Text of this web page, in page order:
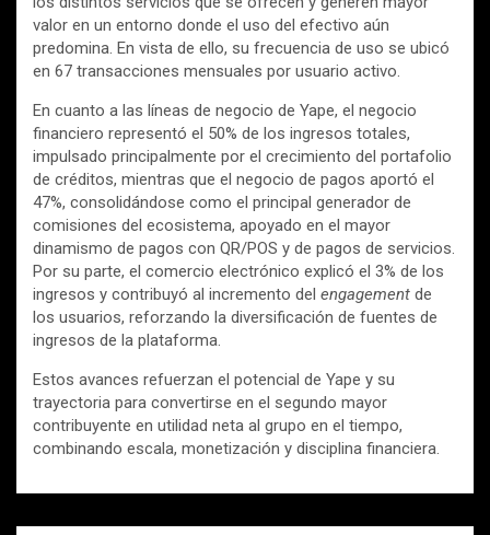
valor en un entorno donde el uso del efectivo aún
predomina. En vista de ello, su frecuencia de uso se ubicó
en 67 transacciones mensuales por usuario activo.
En cuanto a las líneas de negocio de Yape, el negocio
financiero representó el 50% de los ingresos totales,
impulsado principalmente por el crecimiento del portafolio
de créditos, mientras que el negocio de pagos aportó el
47%, consolidándose como el principal generador de
comisiones del ecosistema, apoyado en el mayor
dinamismo de pagos con QR/POS y de pagos de servicios.
Por su parte, el comercio electrónico explicó el 3% de los
ingresos y contribuyó al incremento del engagement de
los usuarios, reforzando la diversificación de fuentes de
ingresos de la plataforma.
Estos avances refuerzan el potencial de Yape y su
trayectoria para convertirse en el segundo mayor
contribuyente en utilidad neta al grupo en el tiempo,
combinando escala, monetización y disciplina financiera.